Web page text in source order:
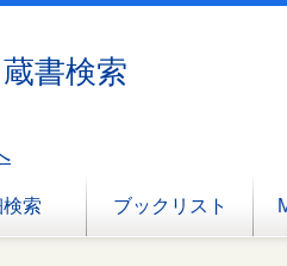
書検索
索 ブックリスト